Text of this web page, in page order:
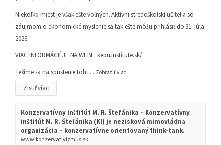
Niekoľko miest je však ešte voľných. Aktívni stredoškolskí učitelia so
záujmom o ekonomické myslenie sa tak ešte môžu prihlásiť do 31. júla
2026.
VIAC INFORMÁCIÍ JE NA WEBE: kepu.institute.sk/
Tešíme sa na spustenie toht ... Zobraziť viac
Zistiť viac
Konzervatívny inštitút M. R. Štefánika – Konzervatívny
inštitút M. R. Štefánika (KI) je nezisková mimovládna
organizácia – konzervatívne orientovaný think-tank.
www.konzervativizmus.sk